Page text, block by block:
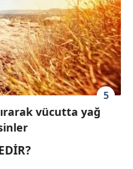
5
vücutta yağ